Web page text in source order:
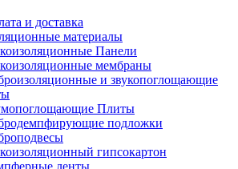
и доставка
материалы
Панели
мембраны
и звукопоглощающие
Плиты
подложки
гипсокартон
ленты